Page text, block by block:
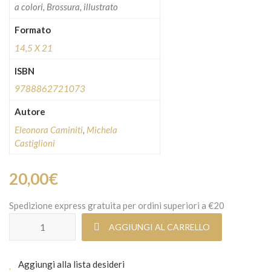
a colori, Brossura, illustrato
Formato
14,5 X 21
ISBN
9788862721073
Autore
Eleonora Caminiti, Michela
Castiglioni
20,00€
Spedizione express gratuita per ordini superiori a €20
Io e te bambini per sempre quantità
AGGIUNGI AL CARRELLO
Aggiungi alla lista desideri